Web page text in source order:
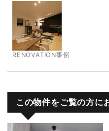
RENOVATION事例
この物件をご覧の方に